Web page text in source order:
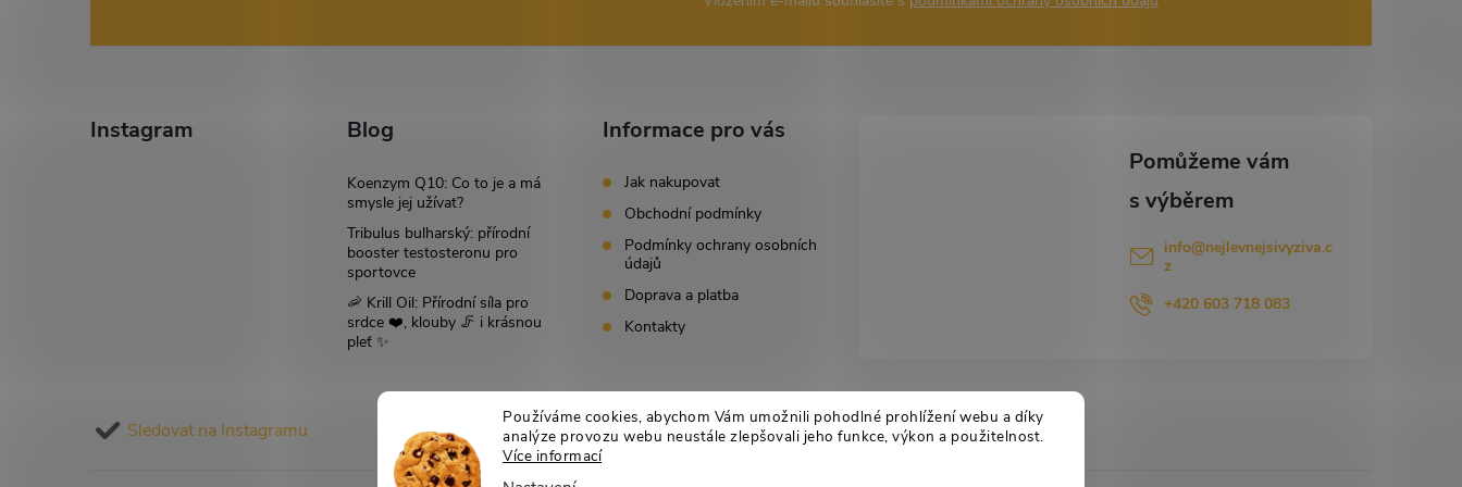
Používáme cookies, abychom Vám umožnili pohodlné prohlížení webu a díky
analýze provozu webu neustále zlepšovali jeho funkce, výkon a použitelnost.
Více informací
i
u
Instagram
Sledovat na Instagramu
Blog
Koenzym Q10: Co to je a má
smysle jej užívat?
Tribulus bulharský: přírodní
booster testosteronu pro
sportovce
🦐 Krill Oil: Přírodní síla pro
srdce ❤️, klouby 🦵 i krásnou
pleť ✨
Informace pro vás
Jak nakupovat
Obchodní podmínky
Podmínky ochrany osobních
údajů
Doprava a platba
Kontakty
info@nejlevnejsivyziva.c
z
+420 603 718 083